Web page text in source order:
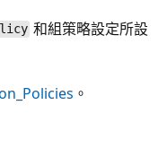
和組策略設定所設
。